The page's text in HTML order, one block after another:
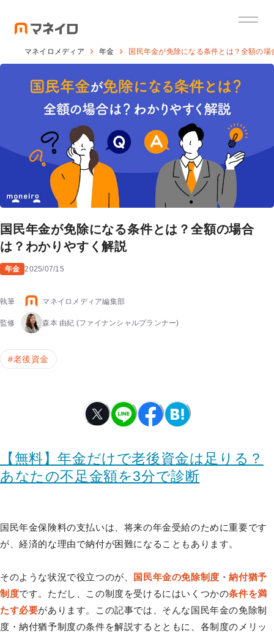
マネイロメディア 年金 国民年金が免除になる条件とは？全額の
国民年金が免除になる条件とは？全額の場合
は？わかりやすく解説
年金 2025/07/15
執筆 マネイロメディア編集部
監修 森本 由紀 (ファイナンシャルプランナー)
#老後資金
【無料】年金だけで老後資金は足りる？
あなたの不足金額を3分で診断
国民年金保険料の支払いは、将来の年金受給のために重要です
が、経済的な理由で納付が困難になることもあります。
そのような状況で役立つのが、 国民年金の免除制度 ・納付猶予
制度です。ただし、この制度を受けるにはいくつかの条件を満
たす必要があります。この記事では、そんな国民年金の免除制
度・納付猶予制度の条件を解説するとともに、各制度のメリッ